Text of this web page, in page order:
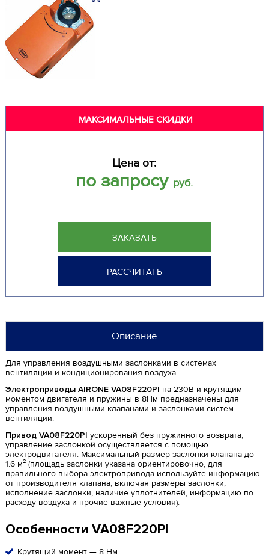
МАКСИМАЛЬНЫЕ СКИДКИ
Цена от:
по запросу руб.
ЗАКАЗАТЬ
РАССЧИТАТЬ
Описание
Для управления воздушными заслонками в системах
вентиляции и кондиционирования воздуха.
Электроприводы AIRONE VA08F220PI на 230В и крутящим
моментом двигателя и пружины в 8Нм предназначены для
управления воздушными клапанами и заслонками систем
вентиляции.
Привод VA08F220PI ускоренный без пружинного возврата,
управление заслонкой осуществляется с помощью
электродвигателя. Максимальный размер заслонки клапана до
1.6 м² (площадь заслонки указана ориентировочно, для
правильного выбора электропривода используйте информацию
от производителя клапана, включая размеры заслонки,
исполнение заслонки, наличие уплотнителей, информацию по
расходу воздуха и прочие важные условия).
Особенности VA08F220PI
Крутящий момент — 8 Нм